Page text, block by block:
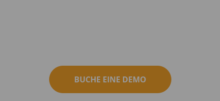
BUCHE EINE DEMO